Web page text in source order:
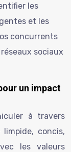
les
et les
concurrents
sociaux
un impact
à travers
concis,
les valeurs